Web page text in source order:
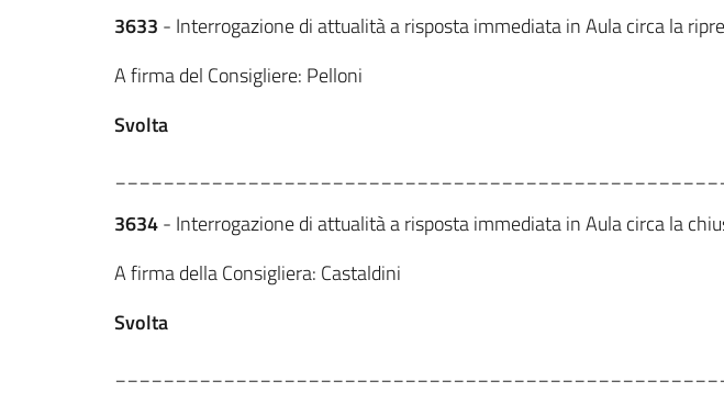
3633 - Interrogazione di attualità a risposta immediata in Aula circa la
A firma del Consigliere: Pelloni
Svolta
3634- Interrogazione di attualità a risposta immediata in Aula circa la
A firma della Consigliera: Castaldini
Svolta